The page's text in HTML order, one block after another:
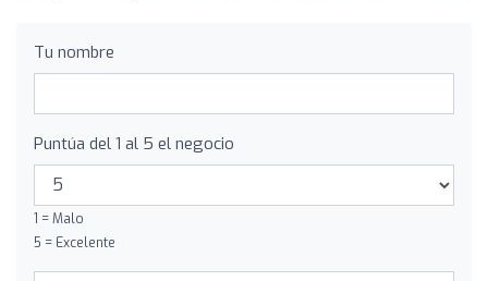
Tu nombre
Puntúa del 1 al 5 el negocio
1 = Malo
5 = Excelente